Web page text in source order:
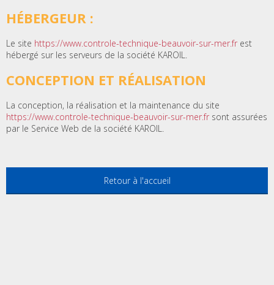
HÉBERGEUR :
Le site https://www.controle-technique-beauvoir-sur-mer.fr est
hébergé sur les serveurs de la société KAROIL.
CONCEPTION ET RÉALISATION
La conception, la réalisation et la maintenance du site
https://www.controle-technique-beauvoir-sur-mer.fr sont assurées
par le Service Web de la société KAROIL.
Retour à l'accueil